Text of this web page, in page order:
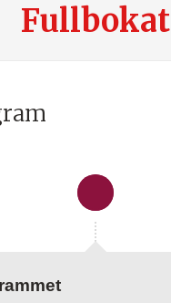
Fullbokat